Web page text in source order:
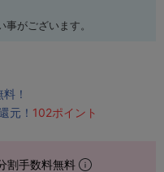
がございます。
！
元！ 102ポイント
割手数料無料